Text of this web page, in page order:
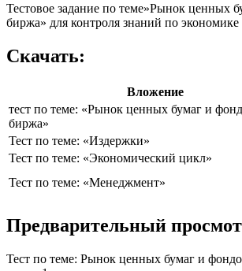
Тестовое задание по теме»Рынок ценных
биржа» для контроля знаний по экономике
Скачать:
Вложение
тест по теме: «Рынок ценных бумаг и
биржа»
Тест по теме: «Издержки»
Тест по теме: «Экономический цикл»
Тест по теме: «Менеджмент»
Предварительный
Тест по теме: Рынок ценных бумаг и